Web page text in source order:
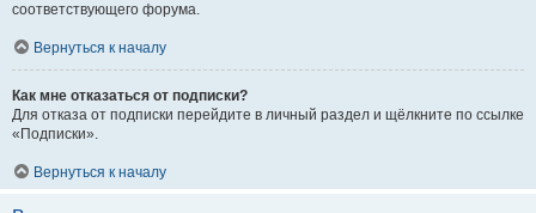
соответствующего форума.
Вернуться к началу
Как мне отказаться от подписки?
Для отказа от подписки перейдите в личный раздел и щёлкните по ссылке
«Подписки».
Вернуться к началу